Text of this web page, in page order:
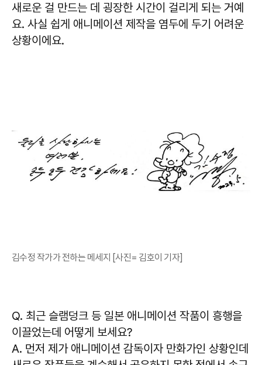
새로운 걸 만드는 데 굉장한 시간이 걸리게 되는 거예
요. 사실 쉽게 애니메이션 제작을 염두에 두기 어려운
상황이에요.
김수정 작가가 전하는 메세지 [사진= 김호이 기자]
Q. 최근 슬램덩크 등 일본 애니메이션 작품이 흥행을
이끌었는데 어떻게 보세요?
A. 먼저 제가 애니메이션 감독이자 만화가인 상황인데